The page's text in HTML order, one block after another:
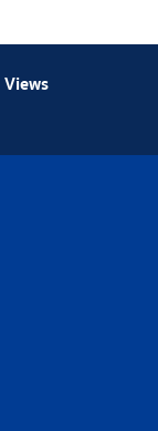
Views